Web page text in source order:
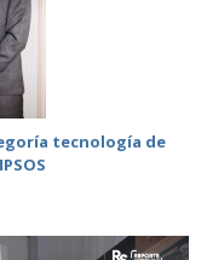
tecnología de